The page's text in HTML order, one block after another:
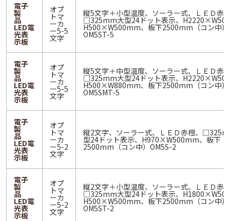
電子
製
品
LED電
光表
示板
オプ
トマ
ーカ
ー5-5
文字
縦5文字＋小型温度、ソーラー式、ＬＥＤ赤
□325mm大型24ドット表示、
H500×W500mm、板下2500mm（コン中）
OM5ST-5
電子
製
品
LED電
光表
示板
オプ
トマ
ーカ
ー5-5
文字
縦5文字＋中型温度、ソーラー式、ＬＥＤ赤
□325mm大型24ドット表示、
H500×W880mm、板下2500mm（コン中）
OM5SMT-5
電子
製
品
LED電
光表
示板
オプ
トマ
ーカ
ー5-2
文字
縦2文字、ソーラー式、ＬＥＤ赤橙、
型24ドット表示、H970×W500mm、板下
2500mm（コン中）OM5S-2
電子
製
品
LED電
光表
示板
オプ
トマ
ーカ
ー5-2
文字
縦2文字＋小型温度、ソーラー式、ＬＥＤ赤
□325mm大型24ドット表示、
H500×W500mm、板下2500mm（コン中）
OM5ST-2